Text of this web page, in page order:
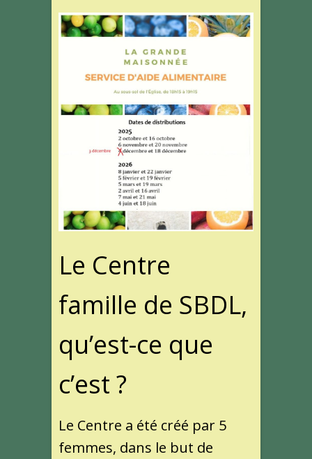
Le Centre
famille de SBDL,
qu’est-ce que
c’est ?
Le Centre a été créé par 5
femmes, dans le but de